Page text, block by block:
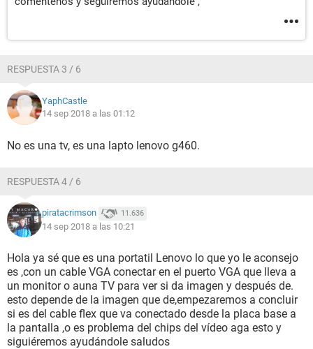
RESPUESTA 3 / 6
YaphCastle
14 sep 2018 a las 01:12
No es una tv, es una lapto lenovo g460.
RESPUESTA 4 / 6
piratacrimson 11.636
14 sep 2018 a las 10:21
Hola ya sé que es una portatil Lenovo lo que yo le aconsejo
es ,con un cable VGA conectar en el puerto VGA que lleva a
un monitor o auna TV para ver si da imagen y después de.
esto depende de la imagen que de,empezaremos a concluir
si es del cable flex que va conectado desde la placa base a
la pantalla ,o es problema del chips del vídeo aga esto y
siguiéremos ayudándole saludos